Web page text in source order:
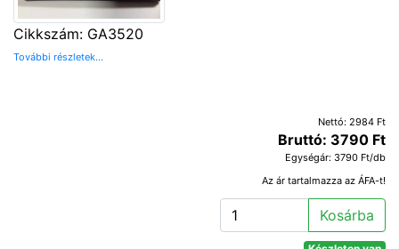
Cikkszám: GA3520
További részletek...
Nettó: 2984 Ft
Bruttó: 3790 Ft
Egységár: 3790 Ft/db
Az ár tartalmazza az ÁFA-t!
Kosárba